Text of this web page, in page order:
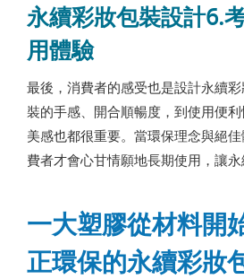
永續彩妝包裝設計6.
用體驗
最後，消費者的感受也是設計永續
裝的手感、開合順暢度，到使用便
美感也都很重要。當環保理念與絕
費者才會心甘情願地長期使用，讓永
一大塑膠從材料開
正環保的永續彩妝